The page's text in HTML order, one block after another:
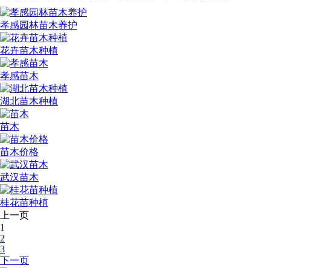
孝感园林苗木养护
花卉苗木种植
孝感苗木
湖北苗木种植
苗木
苗木价格
武汉苗木
桂花苗种植
上一页
1
2
3
下一页